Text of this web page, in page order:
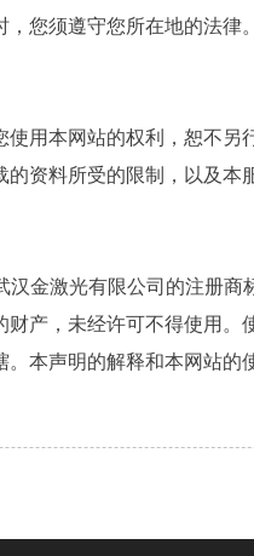
您须遵守您所在地的法律
用本网站的权利，恕不另
资料所受的限制，以及本
汉金激光有限公司的注册
产，未经许可不得使用
本声明的解释和本网站的